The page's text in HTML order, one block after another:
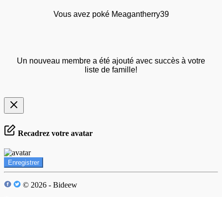
Vous avez poké Meagantherry39
Un nouveau membre a été ajouté avec succès à votre
liste de famille!
Recadrez votre avatar
Enregistrer
© 2026 - Bideew